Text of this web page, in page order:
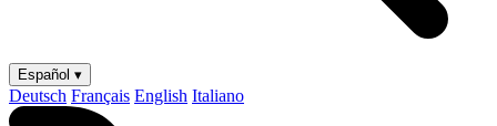
Español ▾
Deutsch Français English Italiano